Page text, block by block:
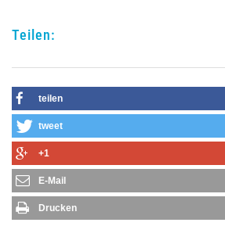
Teilen:
teilen
tweet
+1
E-Mail
Drucken